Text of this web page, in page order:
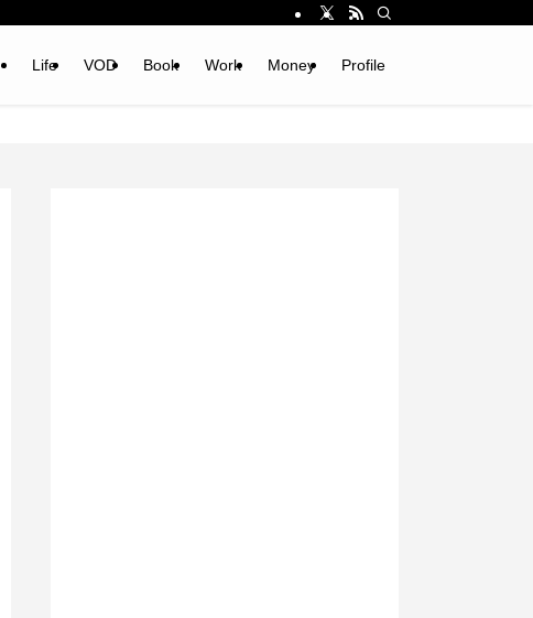
Life VOD Book Work Money Profile